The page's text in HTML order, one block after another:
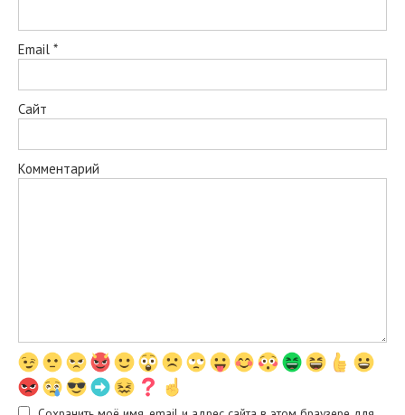
Email *
Сайт
Комментарий